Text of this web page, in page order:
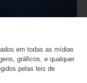
ainda não
em todas as mídias
gráficos, e qualquer
pelas leis de